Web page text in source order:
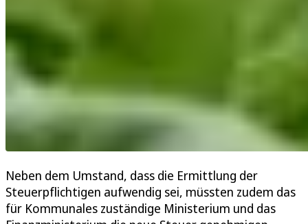
Neben dem Umstand, dass die Ermittlung der
Steuerpflichtigen aufwendig sei, müssten zudem das
für Kommunales zuständige Ministerium und das